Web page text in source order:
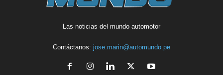
Las noticias del mundo automotor
Contáctanos: jose.marin@automundo.pe